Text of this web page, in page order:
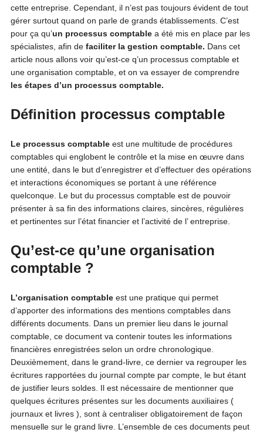
cette entreprise. Cependant, il n’est pas toujours évident de tout
gérer surtout quand on parle de grands établissements. C’est
pour ça qu’un processus comptablea été mis en place par les
spécialistes, afin defaciliter la gestion comptable. Dans cet
article nous allons voir qu’est-ce q’un processus comptable et
une organisation comptable, et on va essayer de comprendre
les étapes d’un processus comptable.
Définition processus comptable
Le processus comptableest une multitude de procédures
comptables qui englobent le contrôle et la mise en œuvre dans
une entité, dans le but d’enregistrer et d’effectuer des opérations
et interactions économiques se portant à une référence
quelconque. Le but du processus comptable est de pouvoir
présenter à sa fin des informations claires, sincères, régulières
et pertinentes sur l’état financier et l’activité de l’ entreprise.
Qu’est-ce qu’une organisation
comptable ?
L’organisation comptable est une pratique qui permet
d’apporter des informations des mentions comptables dans
différents documents. Dans un premier lieu dans le journal
comptable, ce document va contenir toutes les informations
financières enregistrées selon un ordre chronologique.
Deuxièmement, dans le grand-livre, ce dernier va regrouper les
écritures rapportées du journal compte par compte, le but étant
de justifier leurs soldes. Il est nécessaire de mentionner que
quelques écritures présentes sur les documents auxiliaires (
journaux et livres ), sont à centraliser obligatoirement de façon
mensuelle sur le grand livre. L’ensemble de ces documents peut